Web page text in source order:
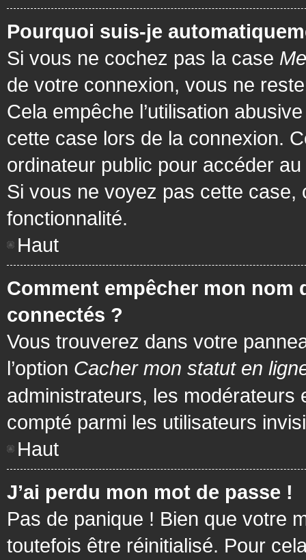
Pourquoi suis-je
Si vous ne cochez pas la case
de votre connexion, vous ne
Cela empêche l’utilisation
cette case lors de la connexion.
ordinateur public pour accéder
Si vous ne voyez pas cette case,
fonctionnalité.
Haut
Comment empêcher mon nom
connectés ?
Vous trouverez dans votre
l’option Cacher mon statut en
administrateurs, les
compté parmi les utilisateurs
Haut
J’ai perdu mon mot de passe !
Pas de panique ! Bien que votre
toutefois être réinitialisé. Pour